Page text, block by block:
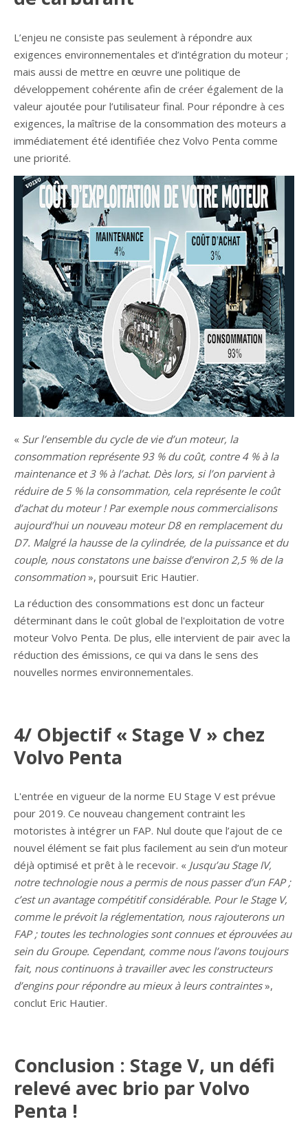
L’enjeu ne consiste pas seulement à répondre aux
exigences environnementales et d’intégration du moteur ;
mais aussi de mettre en œuvre une politique de
développement cohérente afin de créer également de la
valeur ajoutée pour l’utilisateur final. Pour répondre à ces
exigences, la maîtrise de la consommation des moteurs a
immédiatement été identifiée chez Volvo Penta comme
une priorité.
« Sur l’ensemble du cycle de vie d’un moteur, la
consommation représente 93 % du coût, contre 4 % à la
maintenance et 3 % à l’achat. Dès lors, si l’on parvient à
réduire de 5 % la consommation, cela représente le coût
d’achat du moteur ! Par exemple nous commercialisons
aujourd’hui un nouveau moteur D8 en remplacement du
D7. Malgré la hausse de la cylindrée, de la puissance et du
couple, nous constatons une baisse d’environ 2,5 % de la
consommation», poursuit Eric Hautier.
La réduction des consommations est donc un facteur
déterminant dans le coût global de l'exploitation de votre
moteur Volvo Penta. De plus, elle intervient de pair avec la
réduction des émissions, ce qui va dans le sens des
nouvelles normes environnementales.
4/ Objectif « Stage V » chez
Volvo Penta
L'entrée en vigueur de la norme EU Stage V est prévue
pour 2019. Ce nouveau changement contraint les
motoristes à intégrer un FAP. Nul doute que l’ajout de ce
nouvel élément se fait plus facilement au sein d’un moteur
déjà optimisé et prêt à le recevoir. « Jusqu’au Stage IV,
notre technologie nous a permis de nous passer d’un FAP ;
c’est un avantage compétitif considérable. Pour le Stage V,
comme le prévoit la réglementation, nous rajouterons un
FAP ; toutes les technologies sont connues et éprouvées au
sein du Groupe. Cependant, comme nous l’avons toujours
fait, nous continuons à travailler avec les constructeurs
d’engins pour répondre au mieux à leurs contraintes»,
conclut Eric Hautier.
Conclusion : Stage V, un défi
relevé avec brio par Volvo
Penta !